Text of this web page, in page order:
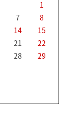
1
7
8
14
15
21
22
28
29